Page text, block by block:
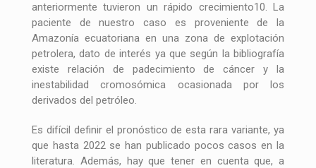
anteriormente tuvieron un rápido crecimiento10. La
paciente de nuestro caso es proveniente de la
Amazonía ecuatoriana en una zona de explotación
petrolera, dato de interés ya que según la bibliografía
existe relación de padecimiento de cáncer y la
inestabilidad cromosómica ocasionada por los
derivados del petróleo.
Es difícil definir el pronóstico de esta rara variante, ya
que hasta 2022 se han publicado pocos casos en la
literatura. Además, hay que tener en cuenta que, a